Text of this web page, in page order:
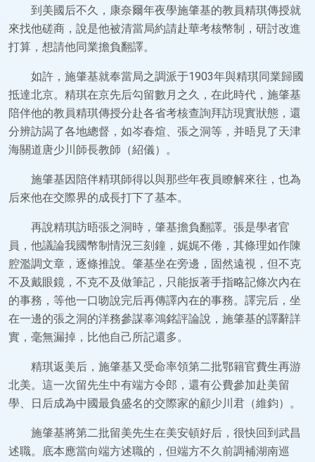
到美國后不久，康奈爾年夜學施肇基的教員精琪傳授就
來找他磋商，說是他被清當局約請赴華考核幣制，研討改進
打算，想請他同業擔負翻譯。
如許，施肇基就奉當局之調派于1903年與精琪同業歸國
抵達北京。精琪在京先后勾留數月之久，在此時代，施肇基
陪伴他的教員精琪傳授分赴各省考核查詢拜訪現實狀態，還
分辨訪謁了各地總督，如岑春煊、張之洞等，并晤見了天津
海關道唐少川師長教師（紹儀）。
施肇基因陪伴精琪師得以與那些年夜員瞭解來往，也為
后來他在交際界的成長打下了基本。
再說精琪訪晤張之洞時，肇基擔負翻譯。張是學者官
員，他議論我國幣制情況三刻鐘，娓娓不倦，其條理如作陳
腔濫調文章，逐條推說。肇基坐在旁邊，固然遠視，但不克
不及戴眼鏡，不克不及做筆記，只能扳著手指略記條次內在
的事務，等他一口吻說完后再傳譯內在的事務。譯完后，坐
在一邊的張之洞的洋務參謀辜鴻銘評論說，施肇基的譯辭詳
實，毫無漏掉，比他自己所記還多。
精琪返美后，施肇基又受命率領第二批鄂籍官費生再游
北美。這一次留先生中有端方令郎，還有公費參加赴美留
學、日后成為中國最負盛名的交際家的顧少川君（維鈞）。
施肇基將第二批留美先生在美安頓好后，很快回到武昌
述職。底本應當向端方述職的，但端方不久前調補湖南巡